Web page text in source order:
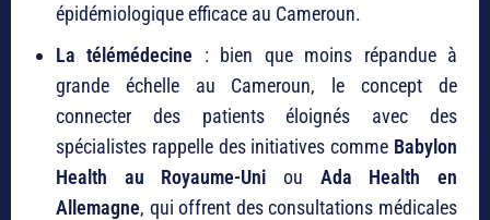
épidémiologique efficace au Cameroun.
La télémédecine : bien que moins répandue à
grande échelle au Cameroun, le concept de
connecter des patients éloignés avec des
spécialistes rappelle des initiatives comme Babylon
Health au Royaume-Uni ou Ada Health en
Allemagne, qui offrent des consultations médicales